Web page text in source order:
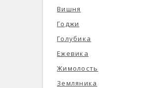
Вишня
Годжи
Голубика
Ежевика
Жимолость
Земляника